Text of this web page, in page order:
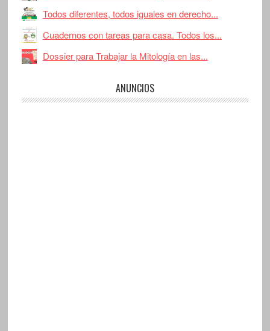
Todos diferentes, todos iguales en derecho...
Cuadernos con tareas para casa. Todos los...
Dossier para Trabajar la Mitología en las...
ANUNCIOS